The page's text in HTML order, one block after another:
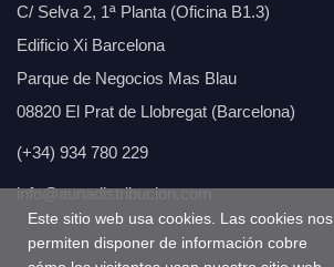
C/ Selva 2, 1ª Planta (Oficina B1.3)
Edificio Xi Barcelona
Parque de Negocios Mas Blau
08820 El Prat de Llobregat (Barcelona)
(+34) 934 780 229
info@aunadistribucion.com
Este sitio web usa cookies. Las cookies nos
permiten disponer de información cobre